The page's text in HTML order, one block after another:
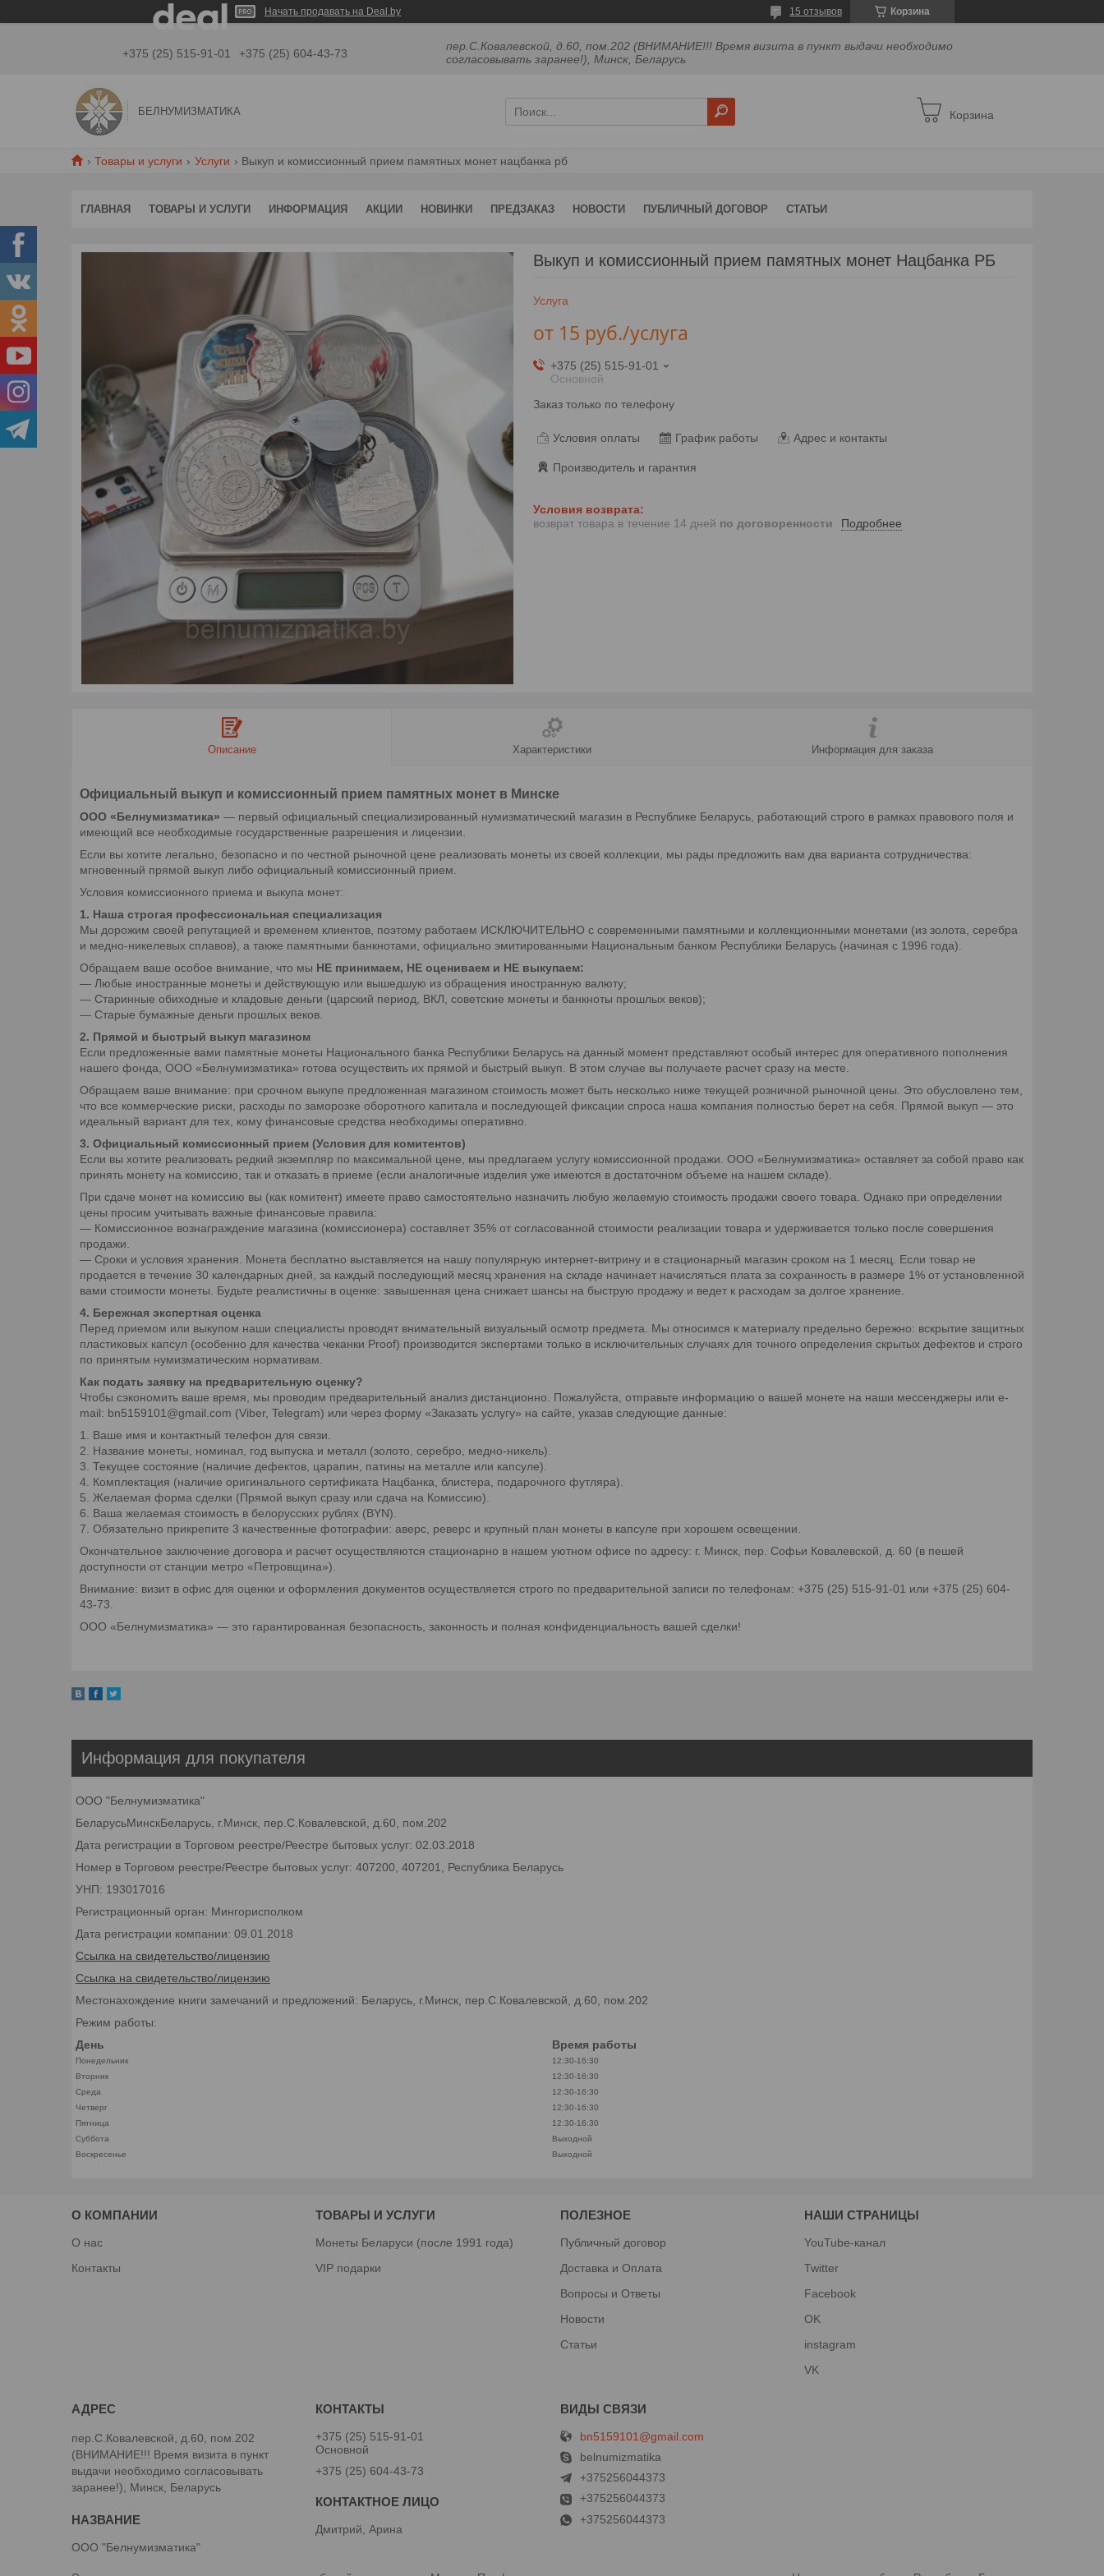
Начать продавать на Deal.by Корзина
15 отзывов
+375 (25) 515-91-01 +375 (25) 604-43-73
пер.С.Ковалевской, д.60, пом.202 (ВНИМАНИЕ!!! Время визита в пункт выдачи необходимо
согласовывать заранее!), Минск, Беларусь
БЕЛНУМИЗМАТИКА Корзина
Товары и услуги Услуги Выкуп и комиссионный прием памятных монет нацбанка рб
ГЛАВНАЯ ТОВАРЫ И УСЛУГИ ИНФОРМАЦИЯ АКЦИИ НОВИНКИ ПРЕДЗАКАЗ НОВОСТИ ПУБЛИЧНЫЙ ДОГОВОР СТАТЬИ
Выкуп и комиссионный прием памятных монет Нацбанка РБ
Услуга
от 15 руб./услуга
+375 (25) 515-91-01
Основной
Заказ только по телефону
Условия оплаты График работы Адрес и контакты
Производитель и гарантия
возврат товара в течение 14 дней по договоренности Подробнее
Описание Характеристики Информация для заказа
Официальный выкуп и комиссионный прием памятных монет в Минске
ООО «Белнумизматика» — первый официальный специализированный нумизматический магазин в Республике Беларусь, работающий строго в рамках правового поля и
имеющий все необходимые государственные разрешения и лицензии.
Если вы хотите легально, безопасно и по честной рыночной цене реализовать монеты из своей коллекции, мы рады предложить вам два варианта сотрудничества:
мгновенный прямой выкуп либо официальный комиссионный прием.
Условия комиссионного приема и выкупа монет:
1. Наша строгая профессиональная специализация
Мы дорожим своей репутацией и временем клиентов, поэтому работаем ИСКЛЮЧИТЕЛЬНО с современными памятными и коллекционными монетами (из золота, серебра
и медно-никелевых сплавов), а также памятными банкнотами, официально эмитированными Национальным банком Республики Беларусь (начиная с 1996 года).
Обращаем ваше особое внимание, что мы НЕ принимаем, НЕ оцениваем и НЕ выкупаем:
— Любые иностранные монеты и действующую или вышедшую из обращения иностранную валюту;
— Старинные обиходные и кладовые деньги (царский период, ВКЛ, советские монеты и банкноты прошлых веков);
— Старые бумажные деньги прошлых веков.
2. Прямой и быстрый выкуп магазином
Если предложенные вами памятные монеты Национального банка Республики Беларусь на данный момент представляют особый интерес для оперативного пополнения
нашего фонда, ООО «Белнумизматика» готова осуществить их прямой и быстрый выкуп. В этом случае вы получаете расчет сразу на месте.
Обращаем ваше внимание: при срочном выкупе предложенная магазином стоимость может быть несколько ниже текущей розничной рыночной цены. Это обусловлено тем,
что все коммерческие риски, расходы по заморозке оборотного капитала и последующей фиксации спроса наша компания полностью берет на себя. Прямой выкуп — это
идеальный вариант для тех, кому финансовые средства необходимы оперативно.
3. Официальный комиссионный прием (Условия для комитентов)
Если вы хотите реализовать редкий экземпляр по максимальной цене, мы предлагаем услугу комиссионной продажи. ООО «Белнумизматика» оставляет за собой право как
принять монету на комиссию, так и отказать в приеме (если аналогичные изделия уже имеются в достаточном объеме на нашем складе).
При сдаче монет на комиссию вы (как комитент) имеете право самостоятельно назначить любую желаемую стоимость продажи своего товара. Однако при определении
цены просим учитывать важные финансовые правила:
— Комиссионное вознаграждение магазина (комиссионера) составляет 35% от согласованной стоимости реализации товара и удерживается только после совершения
продажи.
— Сроки и условия хранения. Монета бесплатно выставляется на нашу популярную интернет-витрину и в стационарный магазин сроком на 1 месяц. Если товар не
продается в течение 30 календарных дней, за каждый последующий месяц хранения на складе начинает начисляться плата за сохранность в размере 1% от установленной
вами стоимости монеты. Будьте реалистичны в оценке: завышенная цена снижает шансы на быструю продажу и ведет к расходам за долгое хранение.
4. Бережная экспертная оценка
Перед приемом или выкупом наши специалисты проводят внимательный визуальный осмотр предмета. Мы относимся к материалу предельно бережно: вскрытие защитных
пластиковых капсул (особенно для качества чеканки Proof) производится экспертами только в исключительных случаях для точного определения скрытых дефектов и строго
по принятым нумизматическим нормативам.
Как подать заявку на предварительную оценку?
Чтобы сэкономить ваше время, мы проводим предварительный анализ дистанционно. Пожалуйста, отправьте информацию о вашей монете на наши мессенджеры или e-
mail: bn5159101@gmail.com (Viber, Telegram) или через форму «Заказать услугу» на сайте, указав следующие данные:
1. Ваше имя и контактный телефон для связи.
2. Название монеты, номинал, год выпуска и металл (золото, серебро, медно-никель).
3. Текущее состояние (наличие дефектов, царапин, патины на металле или капсуле).
4. Комплектация (наличие оригинального сертификата Нацбанка, блистера, подарочного футляра).
5. Желаемая форма сделки (Прямой выкуп сразу или сдача на Комиссию).
6. Ваша желаемая стоимость в белорусских рублях (BYN).
7. Обязательно прикрепите 3 качественные фотографии: аверс, реверс и крупный план монеты в капсуле при хорошем освещении.
Окончательное заключение договора и расчет осуществляются стационарно в нашем уютном офисе по адресу: г. Минск, пер. Софьи Ковалевской, д. 60 (в пешей
доступности от станции метро «Петровщина»).
Внимание: визит в офис для оценки и оформления документов осуществляется строго по предварительной записи по телефонам: +375 (25) 515-91-01 или +375 (25) 604-
43-73.
ООО «Белнумизматика» — это гарантированная безопасность, законность и полная конфиденциальность вашей сделки!
Информация для покупателя
ООО "Белнумизматика"
БеларусьМинскБеларусь, г.Минск, пер.С.Ковалевской, д.60, пом.202
Дата регистрации в Торговом реестре/Реестре бытовых услуг: 02.03.2018
Номер в Торговом реестре/Реестре бытовых услуг: 407200, 407201, Республика Беларусь
УНП: 193017016
Регистрационный орган: Мингорисполком
Дата регистрации компании: 09.01.2018
Ссылка на свидетельство/лицензию
Ссылка на свидетельство/лицензию
Местонахождение книги замечаний и предложений: Беларусь, г.Минск, пер.С.Ковалевской, д.60, пом.202
Режим работы:
День
Время работы
Понедельник
12:30-16:30
Вторник
12:30-16:30
Среда
12:30-16:30
Четверг
12:30-16:30
Пятница
12:30-16:30
Суббота
Выходной
Воскресенье
Выходной
О КОМПАНИИ
О нас
Контакты
ТОВАРЫ И УСЛУГИ
Монеты Беларуси (после 1991 года)
VIP подарки
ПОЛЕЗНОЕ
Публичный договор
Доставка и Оплата
Вопросы и Ответы
Новости
Статьи
НАШИ СТРАНИЦЫ
YouTube-канал
Twitter
Facebook
OK
instagram
VK
пер.С.Ковалевской, д.60, пом.202
(ВНИМАНИЕ!!! Время визита в пункт
выдачи необходимо согласовывать
заранее!), Минск, Беларусь
ООО "Белнумизматика"
+375 (25) 515-91-01
Основной
+375 (25) 604-43-73
Дмитрий, Арина
bn5159101@gmail.com
belnumizmatika
+375256044373
+375256044373
+375256044373